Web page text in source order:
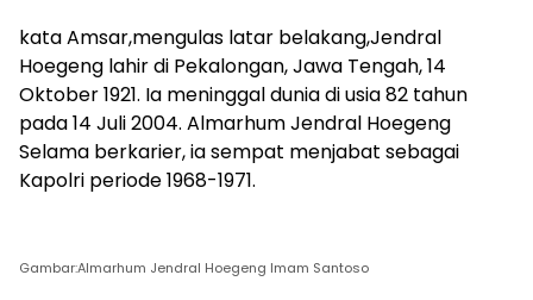
kata Amsar,mengulas latar belakang,Jendral
Hoegeng lahir di Pekalongan, Jawa Tengah, 14
Oktober 1921. Ia meninggal dunia di usia 82 tahun
pada 14 Juli 2004. Almarhum Jendral Hoegeng
Selama berkarier, ia sempat menjabat sebagai
Kapolri periode 1968-1971.
Gambar:Almarhum Jendral Hoegeng Imam Santoso